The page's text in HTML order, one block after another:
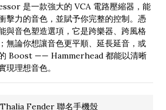
是一款強大的 VCA 電路壓縮器，能
擊力的音色，並賦予你完整的控制。憑
與音色塑造選項，它是跨樂器、跨風格
無論你想讓音色更平順、延長延音，或
Boost —— Hammerhead 都能以清晰
現理想音色。
Fender 聯名手機殼